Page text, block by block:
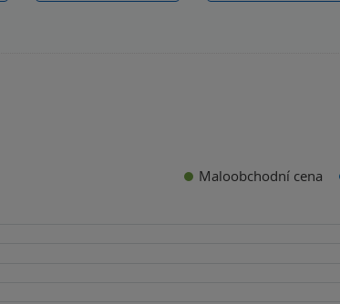
Maloobchodní cena